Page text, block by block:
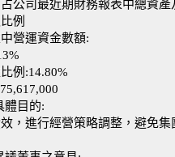
公司最近期財務報表中總資產
例
營運資金數額:
例:14.80%
體目的:
，進行經營策略調整，避免集